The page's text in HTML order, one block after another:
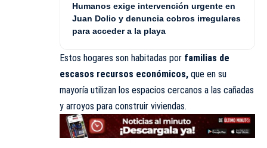
Humanos exige intervención urgente en
Juan Dolio y denuncia cobros irregulares
para acceder a la playa
Estos hogares son habitadas por familias de
escasos recursos económicos, que en su
mayoría utilizan los espacios cercanos a las cañadas
y arroyos para construir viviendas.